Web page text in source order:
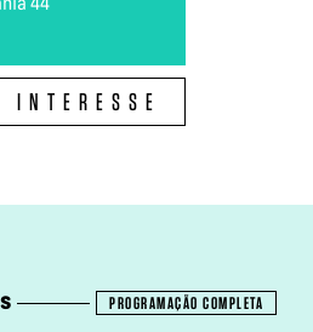
44
INTERESSE
PROGRAMAÇÃO COMPLETA